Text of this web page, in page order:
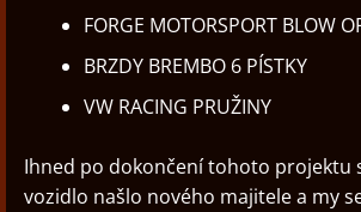
FORGE MOTORSPORT BLOW
BRZDY BREMBO 6 PÍSTKY
VW RACING PRUŽINY
Ihned po dokončení tohoto projektu
vozidlo našlo nového majitele a my